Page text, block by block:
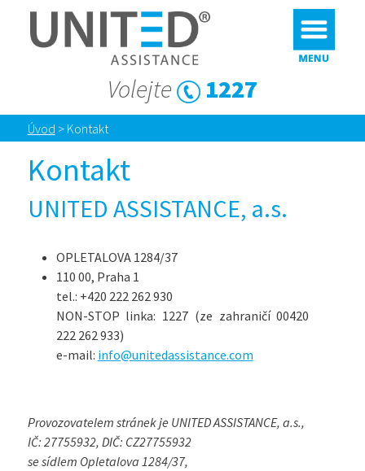
Volejte 1227
Úvod > Kontakt
Kontakt
UNITED ASSISTANCE, a.s.
OPLETALOVA 1284/37
110 00, Praha 1
tel.: +420 222 262 930
NON-STOP linka: 1227 (ze zahraničí 00420
222 262 933)
e-mail: info@unitedassistance.com
Provozovatelem stránek je UNITED ASSISTANCE, a.s.,
IČ: 27755932, DIČ: CZ27755932
se sídlem Opletalova 1284/37,